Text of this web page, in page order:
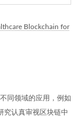
Blockchain for
同领域的应用，例如
究认真审视区块链中